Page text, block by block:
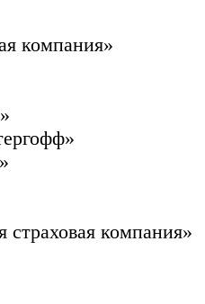
компания»
страховая компания»